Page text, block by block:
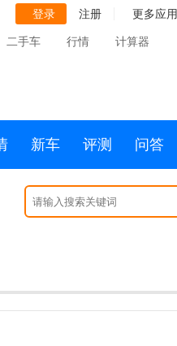
登录 注册 更多应用
二手车 行情 计算器
新车 评测 问答